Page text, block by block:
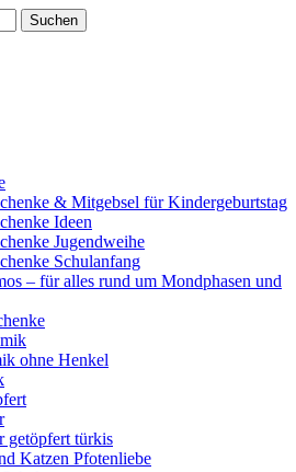
& Mitgebsel für Kindergeburtstag
Ideen
Jugendweihe
Schulanfang
– für alles rund um Mondphasen und
ohne Henkel
getöpfert türkis
Katzen Pfotenliebe